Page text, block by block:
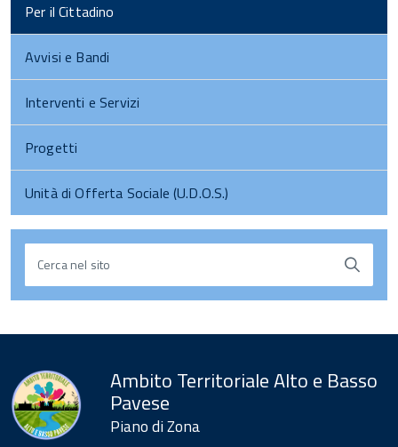
Per il Cittadino
Avvisi e Bandi
Interventi e Servizi
Progetti
Unità di Offerta Sociale (U.D.O.S.)
Cerca nel sito
all'inizio
contenuto Ambito Territoriale Alto e Basso
Pavese
Piano di Zona